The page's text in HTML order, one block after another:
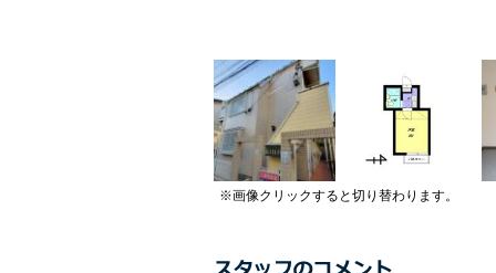
※画像クリックすると切り替わります。